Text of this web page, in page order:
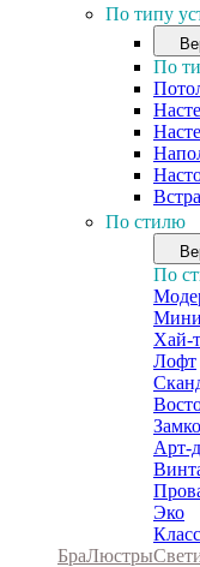
По типу
По
По стилю
По
Хай-
Лофт
Арт-
Эко
БраЛюстры